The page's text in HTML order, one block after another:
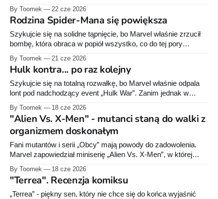
wielkie marki, więc wystarczy wrzucić je do jednego komiksu i
pozwolić fanom sprawdzić, co się stanie, kiedy Hulk spotka
ksenomorfa. Brzmi cudacznie? Jeszcze jak. I właśnie dlatego
sięgnąłem po ten komiks. Za
By Toomek 22 cze 2026
Rodzina Spider-Mana się powiększa
Szykujcie się na solidne tąpnięcie, bo Marvel właśnie zrzucił
bombę, która obraca w popiół wszystko, co do tej pory
wiedzieliśmy o rodzinie Petera Parkera. Uwaga! News
zawiera spoilery na temat "Amazing Spider-Man #30"!
Wiadomo, że w mitologii Spider-Mana domowe ognisko to
świętość - śmierć wujka Bena ukształtowała
By Toomek 21 cze 2026
Hulk kontra... po raz kolejny
Szykujcie się na totalną rozwałkę, bo Marvel właśnie odpala
lont pod nadchodzący event „Hulk War”. Zanim jednak w
przyszłym roku wybuchnie otwarta wojna, czeka nas ostra
rozgrzewka. Wydawnictwo zapowiedziało serię komiksowych
jednostrzałów pod szyldem „Infernal Hulk Vs.”, które pociągną
dalej mroczne wątki z genialnie przyjętej serii Phillipa
Kennedy’ego Johnsona
By Toomek 18 cze 2026
"Alien Vs. X-Men" - mutanci staną do walki z
organizmem doskonałym
Fani mutantów i serii „Obcy” mają powody do zadowolenia.
Marvel zapowiedział miniserię „Alien Vs. X-Men”, w której
drogi X-Menów skrzyżują się z jednymi z najgroźniejszych
stworzeń w historii science-fiction. Za scenariusz odpowiadają
między innymi Kieron Gillen i legenda mutantów, Chris
Claremont, natomiast rysunki przygotowują Ryan Stegman
By Toomek 18 cze 2026
"Terrea". Recenzja komiksu
„Terrea” - piękny sen, który nie chce się do końca wyjaśnić